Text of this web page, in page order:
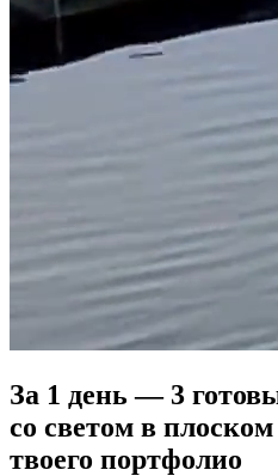
За 1 день — 3
со светом в плоском
твоего портфолио